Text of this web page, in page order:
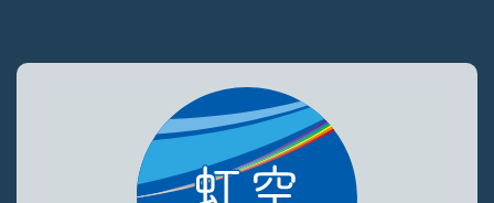
プライバシーポリシー